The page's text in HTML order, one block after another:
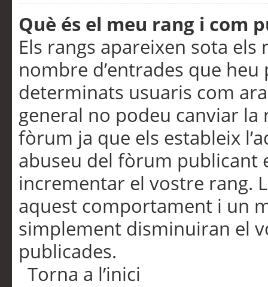
Què és el meu rang i com
Els rangs apareixen sota
nombre d’entrades que
determinats usuaris com
general no podeu canviar
fòrum ja que els estableix
abuseu del fòrum publicant
incrementar el vostre rang.
aquest comportament i un
simplement disminuiran el
publicades.
Torna a l’inici